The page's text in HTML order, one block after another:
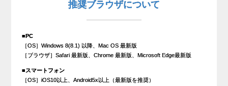
推奨ブラウザについて
■PC
［OS］Windows 8(8.1) 以降、Mac OS 最新版
［ブラウザ］Safari 最新版、Chrome 最新版、Microsoft Edge最新版
■スマートフォン
［OS］iOS10以上、Android5x以上（最新版を推奨）